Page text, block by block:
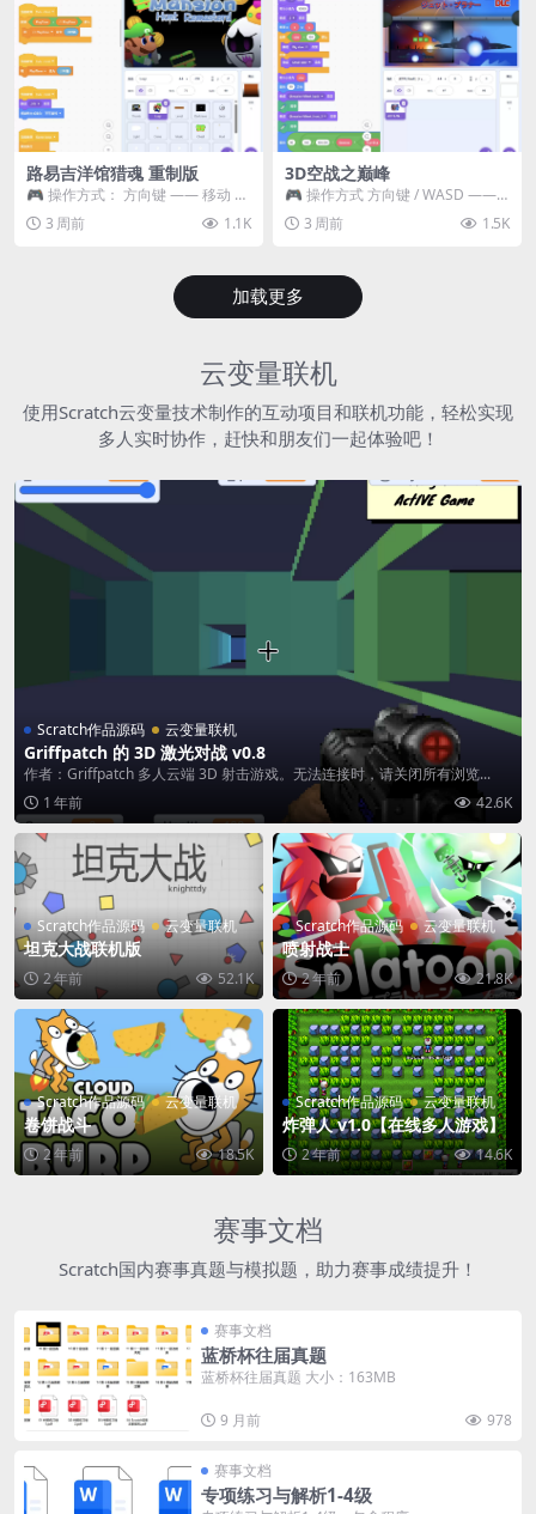
路易吉洋馆猎魂 重制版
🎮 操作方式： 方向键 —— 移动 &
跳跃 空格 —— 打开宝箱 将你...
3 周前 1.1K
3D空战之巅峰
🎮 操作方式 方向键 / WASD ——
移动 Z / K —— 射击 / 攻击...
3 周前 1.5K
加载更多
云变量联机
使用Scratch云变量技术制作的互动项目和联机功能，轻松实现
多人实时协作，赶快和朋友们一起体验吧！
Scratch作品源码 云变量联机
Griffpatch 的 3D 激光对战 v0.8
作者：Griffpatch 多人云端 3D 射击游戏。无法连接时，请关闭所有浏览...
1 年前
42.6K
Scratch作品源码 云变量联机
坦克大战联机版
2 年前 52.1K
Scratch作品源码 云变量联机
喷射战士
2 年前 21.8K
Scratch作品源码 云变量联机
卷饼战斗
2 年前 18.5K
Scratch作品源码 云变量联机
炸弹人 v1.0【在线多人游戏】
2 年前 14.6K
赛事文档
Scratch国内赛事真题与模拟题，助力赛事成绩提升！
赛事文档
蓝桥杯往届真题
蓝桥杯往届真题 大小：163MB
9 月前 978
赛事文档
专项练习与解析1-4级